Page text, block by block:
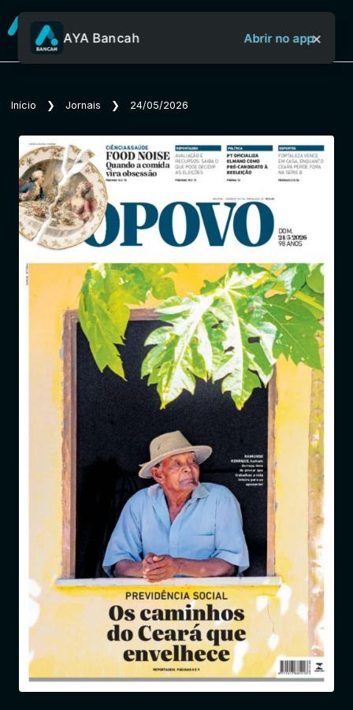
Sobre o Aya Bancah
Início
Revistas
Jornais
Notícias
Entrar
AYA Bancah Abrir no app×
Início ❯ Jornais ❯ 24/05/2026